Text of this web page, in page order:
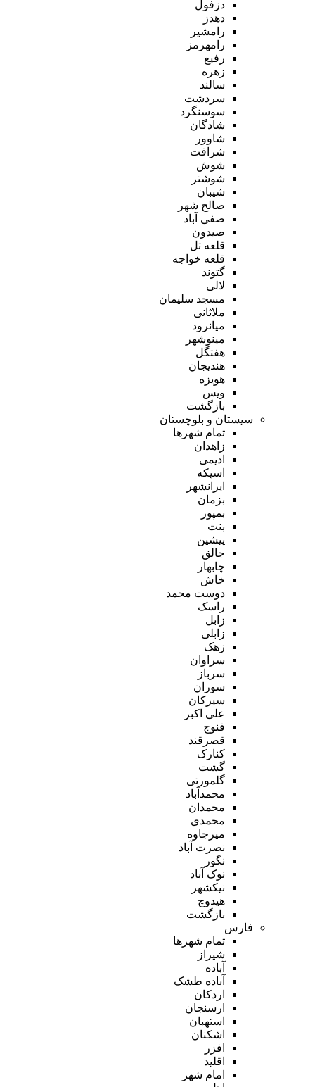
دزفول
دهدز
رامشیر
رامهرمز
رفیع
زهره
سالند
سردشت
سوسنگرد
شادگان
شاوور
شرافت
شوش
شوشتر
شیبان
صالح شهر
صفی آباد
صیدون
قلعه تل
قلعه خواجه
گتوند
لالی
مسجد سلیمان
ملاثانی
میانرود
مینوشهر
هفتگل
هندیجان
هویزه
ویس
بازگشت
سیستان و بلوچستان
تمام شهر‌ها
زاهدان
ادیمی
اسپکه
ایرانشهر
بزمان
بمپور
بنت
پیشین
جالق
چابهار
خاش
دوست محمد
راسک
زابل
زابلی
زهک
سراوان
سرباز
سوران
سیرکان
علی اکبر
فنوج
قصرقند
کنارک
گشت
گلمورتی
محمدآباد
محمدان
محمدی
میرجاوه
نصرت آباد
نگور
نوک آباد
نیکشهر
هیدوچ
بازگشت
فارس
تمام شهر‌ها
شیراز
آباده
آباده طشک
اردکان
ارسنجان
استهبان
اشکنان
افزر
اقلید
امام شهر